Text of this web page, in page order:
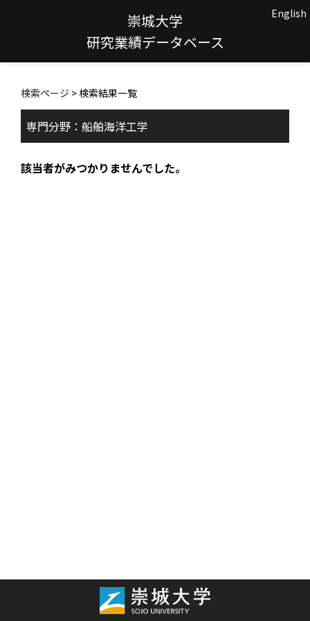
崇城大学
研究業績データベース
English
検索ページ > 検索結果一覧
専門分野：船舶海洋工学
該当者がみつかりませんでした。